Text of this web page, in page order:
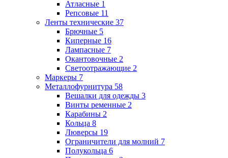
Атласные 1
Репсовые 11
Ленты технические 37
Брючные 5
Киперные 16
Лампасные 7
Окантовочные 2
Светоотражающие 2
Маркеры 7
Металлофурнитура 58
Вешалки для одежды 3
Винты ременные 2
Карабины 2
Кольца 8
Люверсы 19
Ограничители для молний 7
Полукольца 6